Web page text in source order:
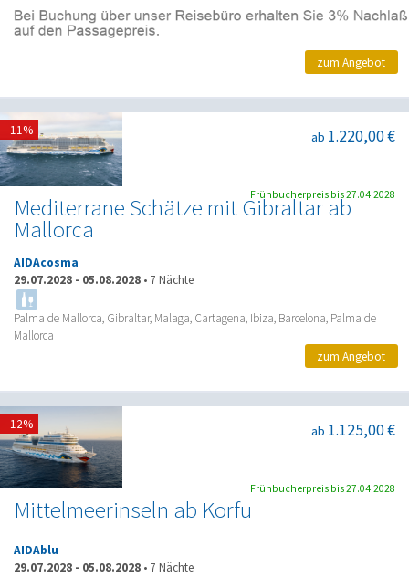
zum Angebot
Mediterrane Schätze mit Gibraltar ab
Mallorca
ab 1.220,00 €
AIDAcosma
29.07.2028 - 05.08.2028 • 7 Nächte
Palma de Mallorca, Gibraltar, Malaga, Cartagena, Ibiza, Barcelona, Palma de
Mallorca
-11%
Frühbucherpreis bis 27.04.2028
zum Angebot
Mittelmeerinseln ab Korfu
ab 1.125,00 €
AIDAblu
29.07.2028 - 05.08.2028 • 7 Nächte
-12%
Frühbucherpreis bis 27.04.2028